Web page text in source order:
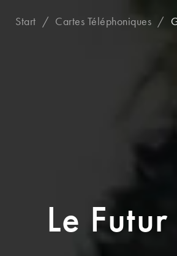
Start Cartes Téléphoniques
Le